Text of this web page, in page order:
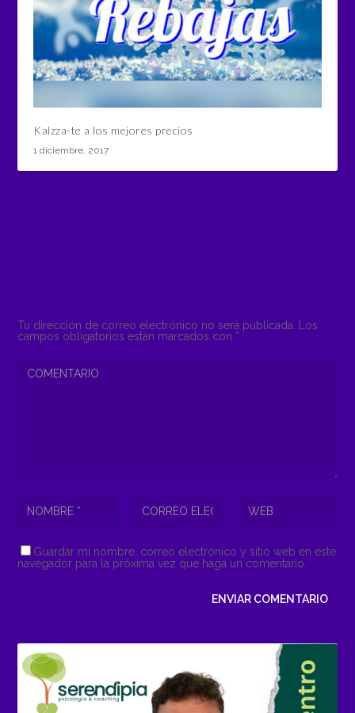
Kalzza-te a los mejores precios
1 diciembre, 2017
Tu dirección de correo electrónico no será publicada.
Los
campos obligatorios están marcados con *
Guardar mi nombre, correo electrónico y sitio web en este
navegador para la próxima vez que haga un comentario.